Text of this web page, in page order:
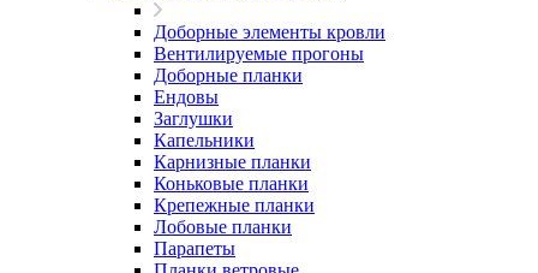
Доборные элементы кровли
Вентилируемые прогоны
Доборные планки
Ендовы
Заглушки
Капельники
Карнизные планки
Коньковые планки
Крепежные планки
Лобовые планки
Парапеты